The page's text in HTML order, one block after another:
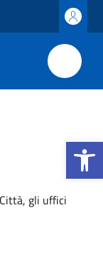
Apri la
gli uffici